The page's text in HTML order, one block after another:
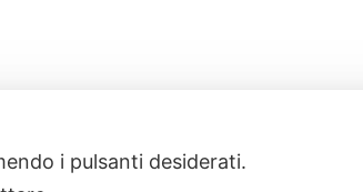
i pulsanti desiderati.